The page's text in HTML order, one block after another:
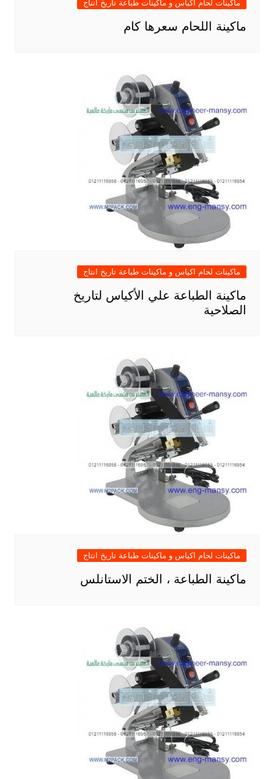
ماكينات لحام اكياس و ماكينات طباعة تاريخ انتاج
ماكينة اللحام سعرها كام
ماكينات لحام اكياس و ماكينات طباعة تاريخ انتاج
ماكينة الطباعة علي الأكياس لتاريخ
الصلاحية
ماكينات لحام اكياس و ماكينات طباعة تاريخ انتاج
ماكينة الطباعة ، الختم الاستانلس